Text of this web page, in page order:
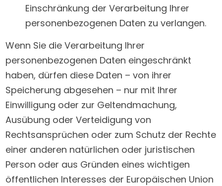
Einschränkung der Verarbeitung Ihrer
personenbezogenen Daten zu verlangen.
Wenn Sie die Verarbeitung Ihrer
personenbezogenen Daten eingeschränkt
haben, dürfen diese Daten – von ihrer
Speicherung abgesehen – nur mit Ihrer
Einwilligung oder zur Geltendmachung,
Ausübung oder Verteidigung von
Rechtsansprüchen oder zum Schutz der Rechte
einer anderen natürlichen oder juristischen
Person oder aus Gründen eines wichtigen
öffentlichen Interesses der Europäischen Union